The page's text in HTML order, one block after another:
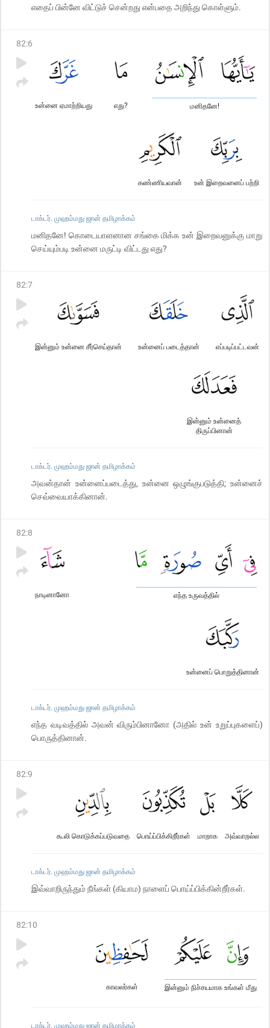
எதைப் பின்னே விட்டுச் சென்றது என்பதை அறிந்து கொள்ளும்.
82:6
மனிதனே!
எது?
உன்னை ஏமாற்றியது
உன் இறைவனைப் பற்றி
கண்ணியவான்
டாக்டர். முஹம்மது ஜான் தமிழாக்கம்
மனிதனே! கொடையாளனான சங்கை மிக்க உன் இறைவனுக்கு மாறு
செய்யும்படி உன்னை மருட்டி விட்டது எது?
82:7
எப்படிப்பட்டவன்
உன்னைப் படைத்தான்
இன்னும் உன்னை சீர்செய்தான்
இன்னும் உன்னைத்
திருப்பினான்
டாக்டர். முஹம்மது ஜான் தமிழாக்கம்
அவன்தான் உன்னைப்படைத்து, உன்னை ஒழுங்குபடுத்தி; உன்னைச்
செவ்வையாக்கினான்.
82:8
எந்த உருவத்தில்
நாடினானோ
உன்னைப் பொறுத்தினான்
டாக்டர். முஹம்மது ஜான் தமிழாக்கம்
எந்த வடிவத்தில் அவன் விரும்பினானோ (அதில் உன் உறுப்புகளைப்)
பொருத்தினான்.
82:9
அவ்வாறல்ல
மாறாக
பொய்ப்பிக்கிறீர்கள்
கூலி கொடுக்கப்படுவதை
டாக்டர். முஹம்மது ஜான் தமிழாக்கம்
இவ்வாறிருந்தும் நீங்கள் (கியாம) நாளைப் பொய்ப்பிக்கின்றீர்கள்.
82:10
இன்னும் நிச்சயமாக உங்கள் மீது
காவலர்கள்
டாக்டர். முஹம்மது ஜான் தமிழாக்கம்